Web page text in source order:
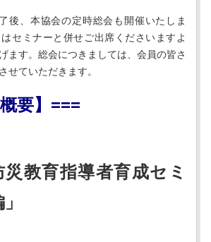
後、本協会の定時総会も開催いたしま
セミナーと併せご出席くださいますよ
ます。総会につきましては、会員の皆さ
せていただきます。
要】 ===
災教育指導者育成セミ